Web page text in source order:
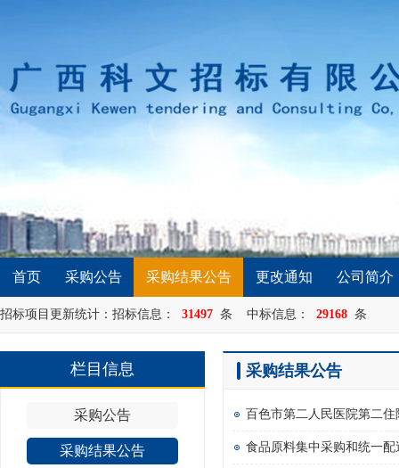
首页 采购公告 采购结果公告 更改通知 公司简介
招标项目更新统计：招标信息： 31497 条 中标信息： 29168 条
栏目信息
采购公告
采购结果公告
采购结果公告
百色市第二人民医院第二
食品原料集中采购和统一配